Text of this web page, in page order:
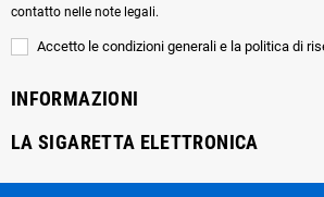
contatto nelle note legali.
Accetto le condizioni generali e la politica di
INFORMAZIONI
LA SIGARETTA ELETTRONICA